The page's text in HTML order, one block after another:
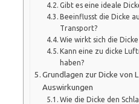
Gibt es eine ideale
Beeinflusst die Dicke
Transport?
Wie wirkt sich die
Kann eine zu dicke
haben?
Grundlagen zur Dicke von
Auswirkungen
Wie die Dicke den